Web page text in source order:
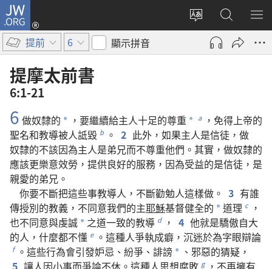
JW.ORG
更
網
登
入
啟
搜
尋
JW.ORG
顯
選
提前 6 顯示拼音
提摩太前書
6:1-21
6 做奴隸的 * ， 要繼續給主人十足的尊重 * a ， 免得上帝的
聖名和教導被人詆毀 b 。 2 此外 ， 如果主人是信徒 ， 做
奴隸的不該因為主人是弟兄而不尊重他們 。 其實 ， 做奴隸的
應該更樂意效勞 ， 提供良好的服務 ， 因為受益的是信徒 ， 是
親愛的弟兄 。
你要不斷把這些事教導人 ， 不斷勸勉人這樣做 。 3 有誰
傳授別的教義 ， 不同意我們的主耶穌基督健全的 *道理 c
，
也不同意與虔誠 * 之道一致的教導 d ， 4 他就是驕傲自大
的人 ， 什麼都不懂 e 。 這種人爭執成癖 ， 沉迷於為字眼辯論
f 。 這些行為會引發妒忌 、 紛爭 、 誹謗 * 、 邪惡的猜疑 ，
5 讓人因小事而爭論不休 。 這種人思想腐敗 g ， 不再擁有